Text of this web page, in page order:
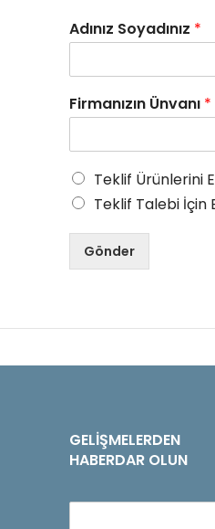
Adınız Soyadınız *
Firmanızın Ünvanı *
Teklif Ürünlerini
Teklif Talebi İçin
Gönder
GELIŞMELERDEN
HABERDAR OLUN